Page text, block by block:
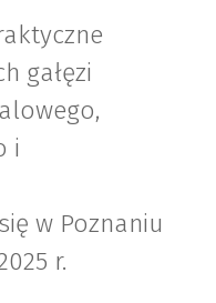
gałęzi
i
w Poznaniu
r.